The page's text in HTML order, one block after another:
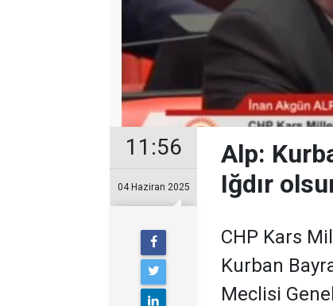
11:56
04 Haziran 2025
Alp:
Iğdır
CHP Kars
Kurban
Meclisi